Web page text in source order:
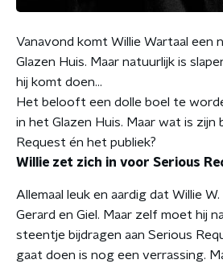
Vanavond komt Willie Wartaal een
Glazen Huis. Maar natuurlijk is
hij komt doen...
Het belooft een dolle boel te
in het Glazen Huis. Maar wat is zijn
Request én het publiek?
Willie zet zich in voor Serious
Allemaal leuk en aardig dat Willie
Gerard en Giel. Maar zelf moet hij
steentje bijdragen aan Serious
gaat doen is nog een verrassing.